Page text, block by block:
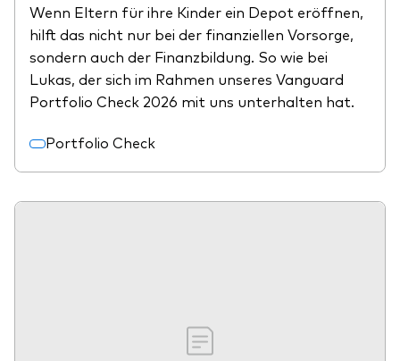
Wenn Eltern für ihre Kinder ein Depot eröffnen,
hilft das nicht nur bei der finanziellen Vorsorge,
sondern auch der Finanzbildung. So wie bei
Lukas, der sich im Rahmen unseres Vanguard
Portfolio Check 2026 mit uns unterhalten hat.
Portfolio Check